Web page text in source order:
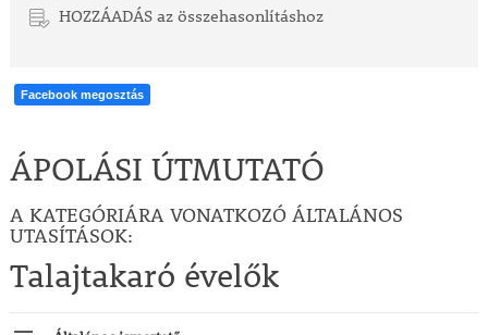
HOZZÁADÁS az összehasonlításhoz
Facebook megosztás
ÁPOLÁSI ÚTMUTATÓ
A KATEGÓRIÁRA VONATKOZÓ ÁLTALÁNOS
UTASÍTÁSOK:
Talajtakaró évelők